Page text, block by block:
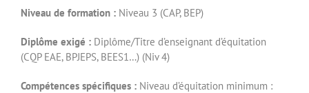
Niveau de formation :Niveau 3 (CAP, BEP)
Diplôme exigé :Diplôme/Titre d’enseignant d’équitation
(CQP EAE, BPJEPS, BEES1…) (Niv 4)
Compétences spécifiques :Niveau d’équitation minimum :